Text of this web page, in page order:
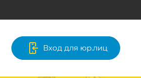
Вход для юр.лиц